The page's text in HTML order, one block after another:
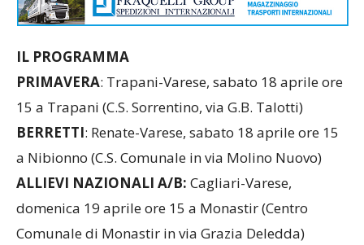
IL PROGRAMMA
PRIMAVERA: Trapani-Varese, sabato 18 aprile ore
15 a Trapani (C.S. Sorrentino, via G.B. Talotti)
BERRETTI: Renate-Varese, sabato 18 aprile ore 15
a Nibionno (C.S. Comunale in via Molino Nuovo)
ALLIEVI NAZIONALI A/B: Cagliari-Varese,
domenica 19 aprile ore 15 a Monastir (Centro
Comunale di Monastir in via Grazia Deledda)